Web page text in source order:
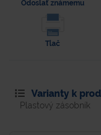
Odoslať známemu
Tlač
Varianty k
Plastový zásobník